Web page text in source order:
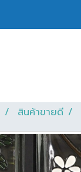
สินค้าขายดี